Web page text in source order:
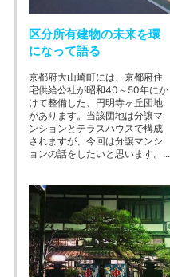
区分所有建物の未来を環
になって語る
京都府大山崎町には、京都府住
宅供給公社が昭和40～50年にか
けて整備した、円明寺ヶ丘団地
があります。当該団地は分譲マ
ンションとテラスハウスで構成
されますが、今回は分譲マンシ
ョンの話をしたいと思います。...